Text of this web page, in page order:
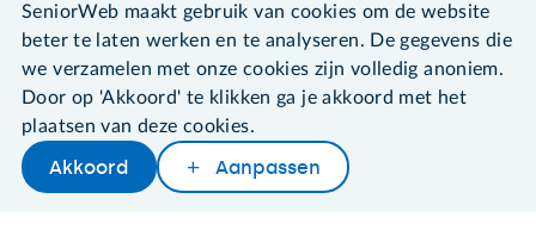
©2026 SeniorWeb
Algemene voorwaarden
Cookies en cookie-instellingen
SeniorWeb maakt gebruik van cookies om de website
beter te laten werken en te analyseren. De gegevens die
we verzamelen met onze cookies zijn volledig anoniem.
Door op 'Akkoord' te klikken ga je akkoord met het
plaatsen van deze cookies.
Akkoord Aanpassen